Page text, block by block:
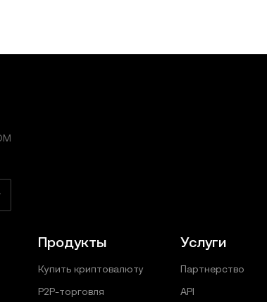
Продукты
Купить криптовалюту
P2P-торговля
Услуги
Партнерство
API